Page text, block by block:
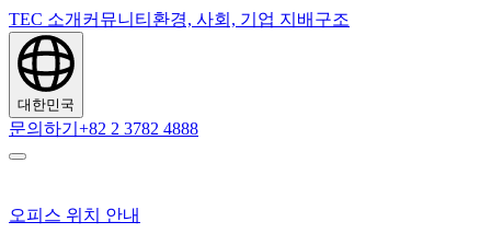
TEC 소개 커뮤니티 환경, 사회, 기업 지배구조
대한민국
문의하기 +82 2 3782 4888
오피스 위치 안내